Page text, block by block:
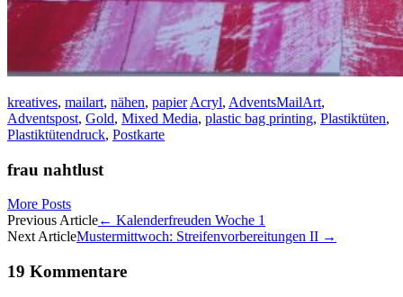
kreatives, mailart, nähen, papier Acryl, AdventsMailArt,
Adventspost, Gold, Mixed Media, plastic bag printing, Plastiktüten,
Plastiktütendruck, Postkarte
frau nahtlust
More Posts
Artikel-
Navigation
Previous Article← Kalenderfreuden Woche 1
Next ArticleMustermittwoch: Streifenvorbereitungen II →
19 Kommentare